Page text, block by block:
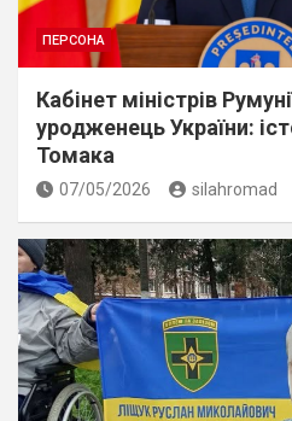
ПЕРСОНА
Кабінет міністрів
уродженець України:
Томака
07/05/2026 silahromad